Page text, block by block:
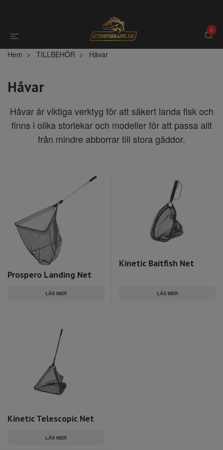
0
Hem TILLBEHÖR Håvar
Håvar
Håvar är viktiga verktyg för att säkert landa fisk och
finns i olika storlekar och modeller för att passa allt
från mindre abborrar till stora gäddor.
Prospero Landing Net
LÄS MER
Kinetic Baitfish Net
LÄS MER
Kinetic Telescopic Net
LÄS MER